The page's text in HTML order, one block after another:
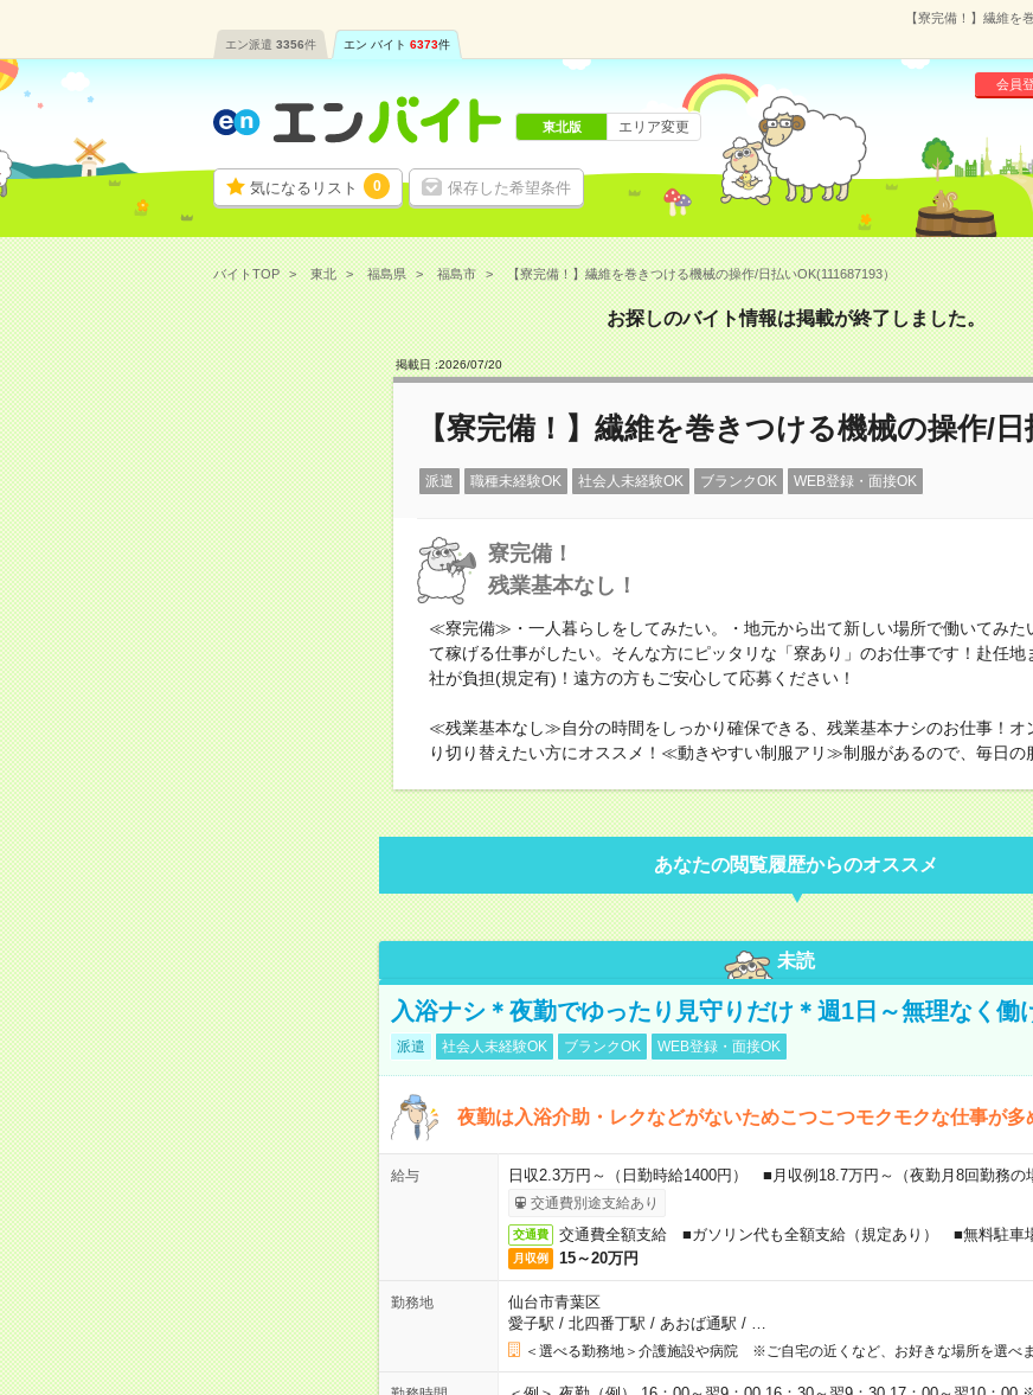
【寮完備！】繊維を
エン派遣 3356件 エン バイト 6373件
気になるリスト 0 保存した希望条件
会員
東北版 エリア変更
バイトTOP 東北 福島県 福島市 【寮完備！】繊維を巻きつける機械の操作/日払いOK(111687193）
お探しのバイト情報は掲載が終了しました。
掲載日 :2026/07/20
【寮完備！】繊維を巻きつける機械の操作/
派遣 職種未経験OK 社会人未経験OK ブランクOK WEB登録・面接OK
寮完備！
残業基本なし！
≪寮完備≫・一人暮らしをしてみたい。・地元から出て新しい場所で働いてみた
て稼げる仕事がしたい。そんな方にピッタリな「寮あり」のお仕事です！赴任地
社が負担(規定有)！遠方の方もご安心して応募ください！
≪残業基本なし≫自分の時間をしっかり確保できる、残業基本ナシのお仕事！オ
り切り替えたい方にオススメ！≪動きやすい制服アリ≫制服があるので、毎日の
あなたの閲覧履歴からのオススメ
未読
入浴ナシ＊夜勤でゆったり見守りだけ＊週1日～無理なく働
派遣 社会人未経験OK ブランクOK WEB登録・面接OK
夜勤は入浴介助・レクなどがないためこつこつモクモクな仕事が多
給与 日収2.3万円～（日勤時給1400円） ■月収例18.7万円～（夜勤月8回勤務の
交通費別途支給あり
交通費 交通費全額支給 ■ガソリン代も全額支給（規定あり） ■無料駐車
月収例 15～20万円
勤務地
仙台市青葉区
愛子駅 / 北四番丁駅 / あおば通駅 /
＜選べる勤務地＞介護施設や病院 ※ご自宅の近くなど、お好きな場所を選べ